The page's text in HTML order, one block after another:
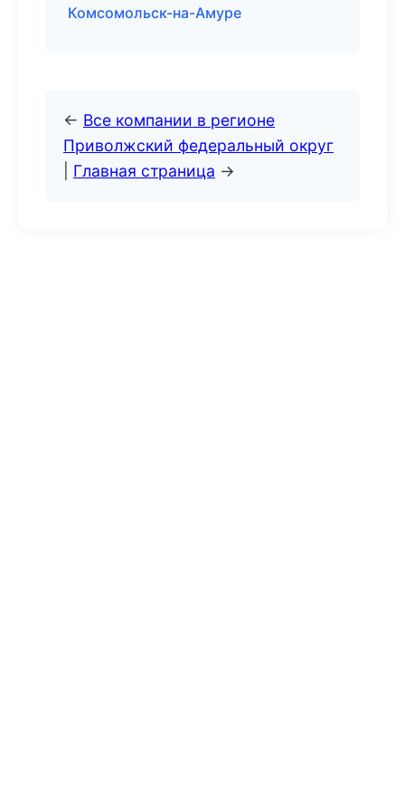
Комсомольск-на-Амуре
← Все компании в регионе
Приволжский федеральный округ
Главная страница →